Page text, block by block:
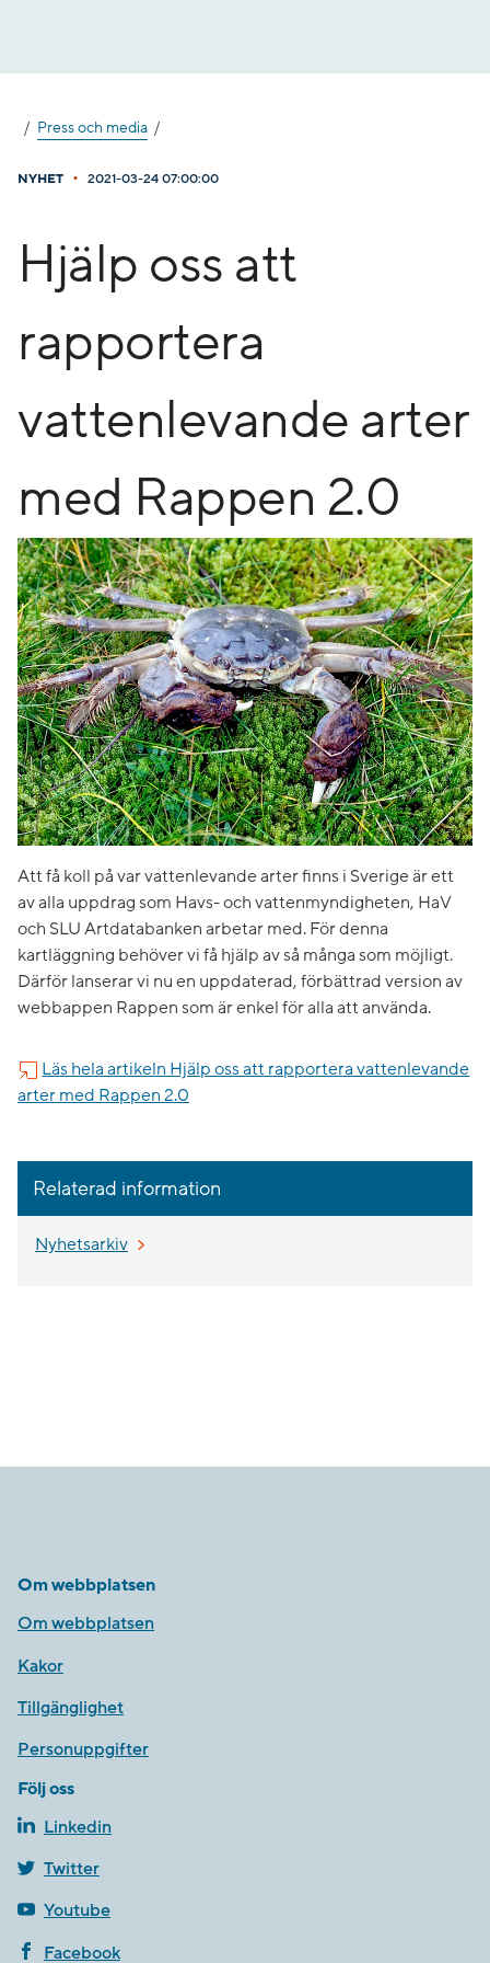
Press och media
NYHET • 2021-03-24 07:00:00
Hjälp oss att
rapportera
vattenlevande arter
med Rappen 2.0
Att få koll på var vattenlevande arter finns i Sverige är ett
av alla uppdrag som Havs- och vattenmyndigheten, HaV
och SLU Artdatabanken arbetar med. För denna
kartläggning behöver vi få hjälp av så många som möjligt.
Därför lanserar vi nu en uppdaterad, förbättrad version av
webbappen Rappen som är enkel för alla att använda.
Läs hela artikeln Hjälp oss att rapportera vattenlevande
arter med Rappen 2.0
Relaterad information
Nyhetsarkiv
Om webbplatsen
Om webbplatsen
Kakor
Tillgänglighet
Personuppgifter
Följ oss
Linkedin
Twitter
Youtube
Facebook